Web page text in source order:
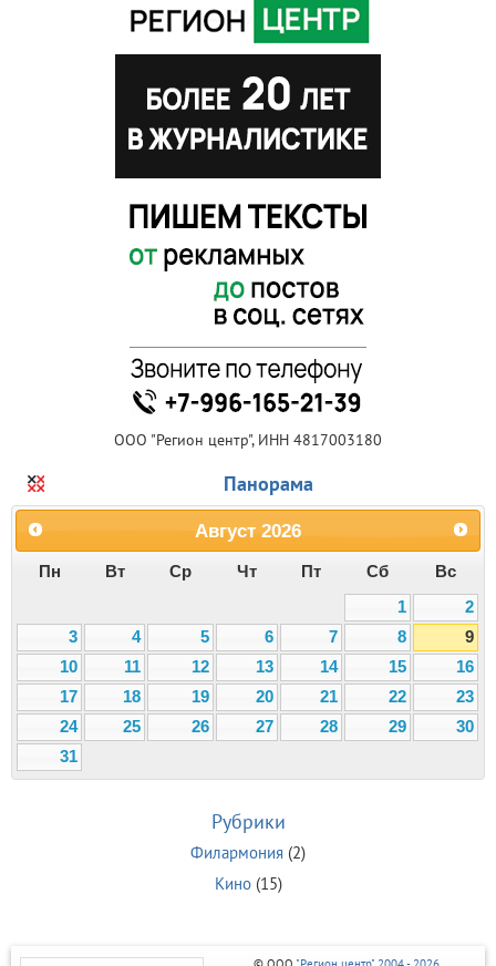
ООО "Регион центр", ИНН 4817003180
Панорама
Август 2026
Пн Вт Ср Чт Пт Сб
Вс
1
2
3
4 5 6 7 8
9
10
11 12 13 14 15
16
17
18 19 20 21 22
23
24
25 26 27 28 29
30
31
Рубрики
Филармония (2)
Кино(15)